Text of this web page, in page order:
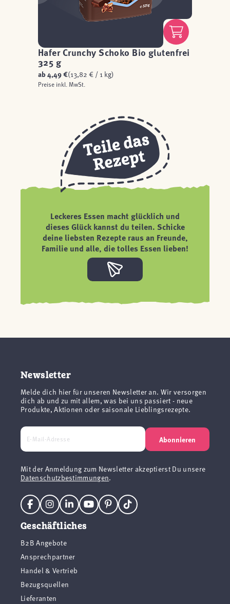
Hafer Crunchy Schoko Bio glutenfrei
325 g
ab4,49 €(13,82 € / 1 kg)
Preise inkl. MwSt.
Leckeres Essen macht glücklich und
dieses Glück kannst du teilen. Schicke
deine liebsten Rezepte raus an Freunde,
Familie und alle, die tolles Essen lieben!
Newsletter
Melde dich hier für unseren Newsletter an. Wir versorgen
dich ab und zu mit allem, was bei uns passiert - neue
Produkte, Aktionen oder saisonale Lieblingsrezepte.
Abonnieren
Mit der Anmeldung zum Newsletter akzeptierst Du unsere
Datenschutzbestimmungen.
Geschäftliches
B2B Angebote
Ansprechpartner
Handel & Vertrieb
Bezugsquellen
Lieferanten